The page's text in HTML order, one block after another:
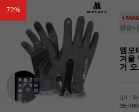
72%
셨습
엠모
겨울
거
소비